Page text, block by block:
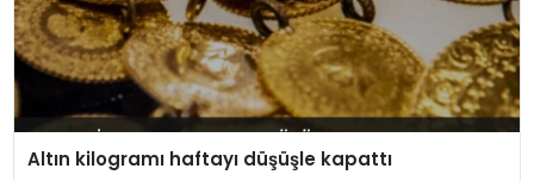
Altın kilogramı haftayı düşüşle kapattı